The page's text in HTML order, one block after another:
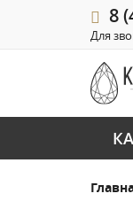
8
Для